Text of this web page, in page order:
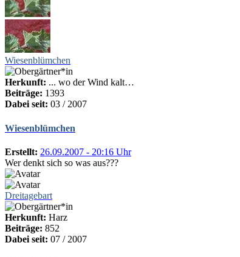
Wiesenblümchen
Herkunft: ... wo der Wind kalt…
Beiträge: 1393
Dabei seit: 03 / 2007
Wiesenblümchen
Erstellt: 26.09.2007 - 20:16 Uhr
Wer denkt sich so was aus???
Dreitagebart
Herkunft: Harz
Beiträge: 852
Dabei seit: 07 / 2007